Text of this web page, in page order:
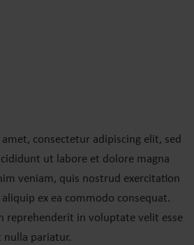
consectetur adipiscing elit, sed
ut labore et dolore magna
veniam, quis nostrud exercitation
ex ea commodo consequat.
reprehenderit in voluptate velit esse
nulla pariatur.